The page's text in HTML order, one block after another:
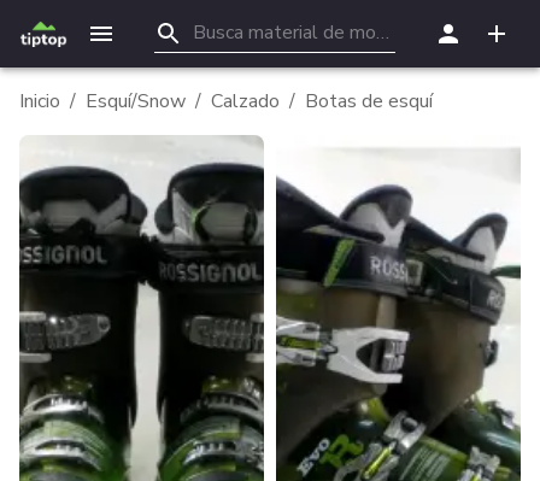
Inicio / Esquí/Snow / Calzado / Botas de esquí